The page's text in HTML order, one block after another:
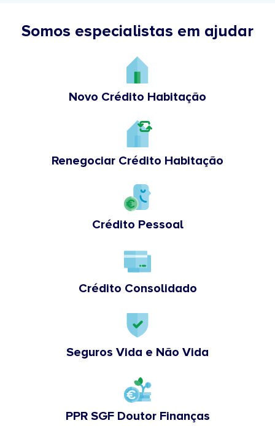
Somos especialistas em ajudar
Novo Crédito Habitação
Renegociar Crédito Habitação
Crédito Pessoal
Crédito Consolidado
Seguros Vida e Não Vida
PPR SGF Doutor Finanças